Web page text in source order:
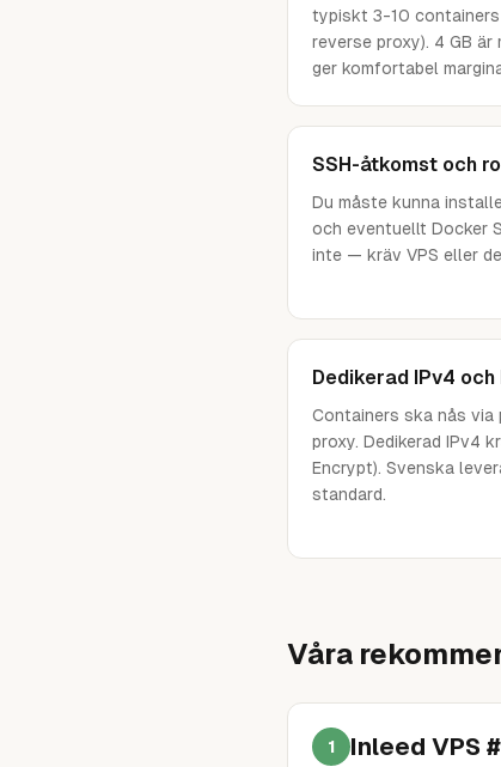
typiskt 3-10 containers
reverse proxy). 4 GB är
ger komfortabel
SSH-åtkomst och
Du måste kunna
och eventuellt Docker
inte — kräv VPS eller
Dedikerad IPv4 och
Containers ska nås via
proxy. Dedikerad IPv4
Encrypt). Svenska
standard.
Våra
1 Inleed VPS